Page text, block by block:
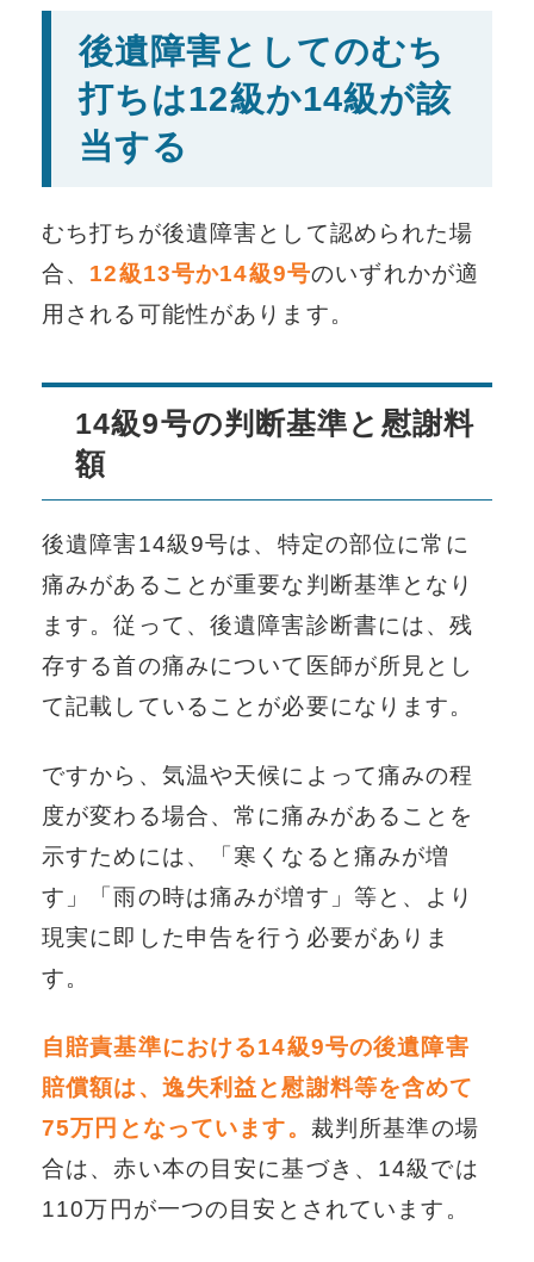
後遺障害としてのむち
打ちは12級か14級が該
当する
むち打ちが後遺障害として認められた場
合、 12級13号か14級9号のいずれかが適
用される可能性があります。
14級9号の判断基準と慰謝料
額
後遺障害14級9号は、特定の部位に常に
痛みがあることが重要な判断基準となり
ます。従って、後遺障害診断書には、残
存する首の痛みについて医師が所見とし
て記載していることが必要になります。
ですから、気温や天候によって痛みの程
度が変わる場合、常に痛みがあることを
示すためには、「寒くなると痛みが増
す」「雨の時は痛みが増す」等と、より
現実に即した申告を行う必要がありま
す。
自賠責基準における14級9号の後遺障害
賠償額は、逸失利益と慰謝料等を含めて
75万円となっています。 裁判所基準の場
合は、赤い本の目安に基づき、14級では
110万円が一つの目安とされています。